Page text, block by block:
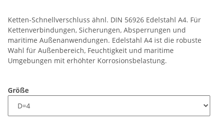
Ketten-Schnellverschluss ähnl. DIN 56926 Edelstahl A4. Für
Kettenverbindungen, Sicherungen, Absperrungen und
maritime Außenanwendungen. Edelstahl A4 ist die robuste
Wahl für Außenbereich, Feuchtigkeit und maritime
Umgebungen mit erhöhter Korrosionsbelastung.
Größe